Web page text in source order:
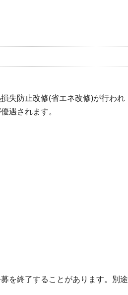
失防止改修(省エネ改修)が行われ
遇されます。
を終了することがあります。別途